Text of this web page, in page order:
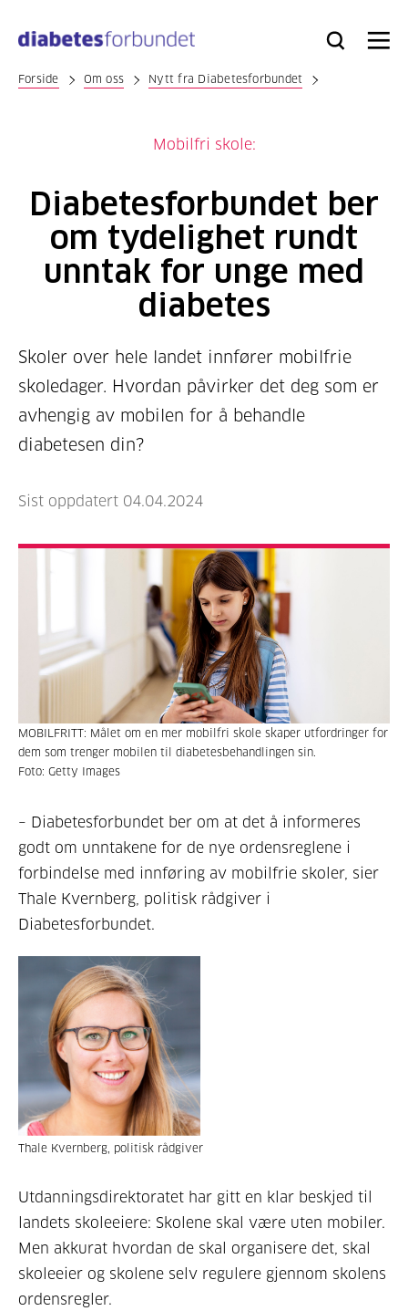
hovedinnhold
Bli
Logg
Søk Meny
Forside Om oss Nytt fra Diabetesforbundet
Mobilfri skole:
Diabetesforbundet ber
om tydelighet rundt
unntak for unge med
diabetes
Skoler over hele landet innfører mobilfrie
skoledager. Hvordan påvirker det deg som er
avhengig av mobilen for å behandle
diabetesen din?
Sist oppdatert 04.04.2024
MOBILFRITT: Målet om en mer mobilfri skole skaper utfordringer for
dem som trenger mobilen til diabetesbehandlingen sin.
Foto: Getty Images
– Diabetesforbundet ber om at det å informeres
godt om unntakene for de nye ordensreglene i
forbindelse med innføring av mobilfrie skoler, sier
Thale Kvernberg, politisk rådgiver i
Diabetesforbundet.
Thale Kvernberg, politisk rådgiver
Utdanningsdirektoratet har gitt en klar beskjed til
landets skoleeiere: Skolene skal være uten mobiler.
Men akkurat hvordan de skal organisere det, skal
skoleeier og skolene selv regulere gjennom skolens
ordensregler.